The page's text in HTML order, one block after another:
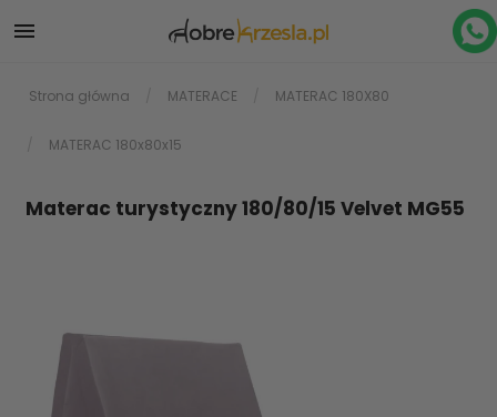

Strona główna MATERACE MATERAC 180X80
MATERAC 180x80x15
Materac turystyczny 180/80/15 Velvet MG55